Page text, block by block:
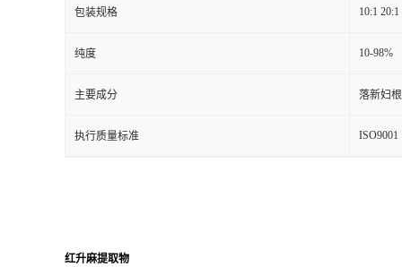
包装规格 10:1 20:1
纯度 10-98%
主要成分 落新妇
执行质量标准 ISO9001
红升麻提取物